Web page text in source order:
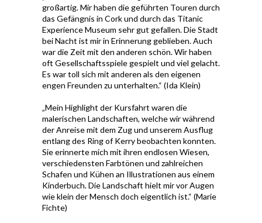
großartig. Mir haben die geführten Touren durch
das Gefängnis in Cork und durch das Titanic
Experience Museum sehr gut gefallen. Die Stadt
bei Nacht ist mir in Erinnerung geblieben. Auch
war die Zeit mit den anderen schön. Wir haben
oft Gesellschaftsspiele gespielt und viel gelacht.
Es war toll sich mit anderen als den eigenen
engen Freunden zu unterhalten.“ (Ida Klein)
„Mein Highlight der Kursfahrt waren die
malerischen Landschaften, welche wir während
der Anreise mit dem Zug und unserem Ausflug
entlang des Ring of Kerry beobachten konnten.
Sie erinnerte mich mit ihren endlosen Wiesen,
verschiedensten Farbtönen und zahlreichen
Schafen und Kühen an Illustrationen aus einem
Kinderbuch. Die Landschaft hielt mir vor Augen
wie klein der Mensch doch eigentlich ist.“ (Marie
Fichte)